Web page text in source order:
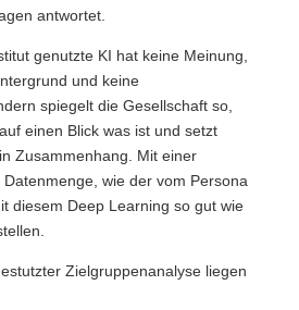
antwortet.
genutzte KI hat keine Meinung,
und keine
spiegelt die Gesellschaft so,
einen Blick was ist und setzt
Zusammenhang. Mit einer
wie der vom Persona
diesem Deep Learning so gut wie
Zielgruppenanalyse liegen